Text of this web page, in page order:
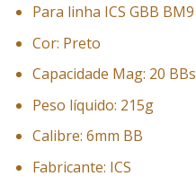
Para linha ICS GBB BM9
Cor: Preto
Capacidade Mag: 20 BBs
Peso líquido: 215g
Calibre: 6mm BB
Fabricante: ICS